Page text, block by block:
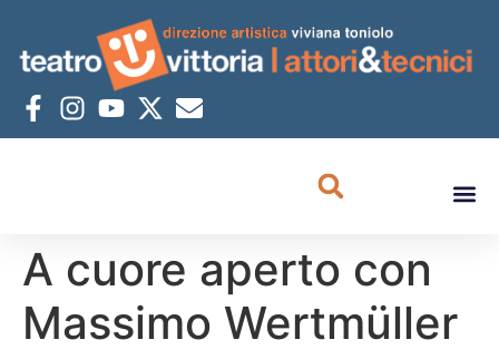
A cuore aperto con
Massimo Wertmüller